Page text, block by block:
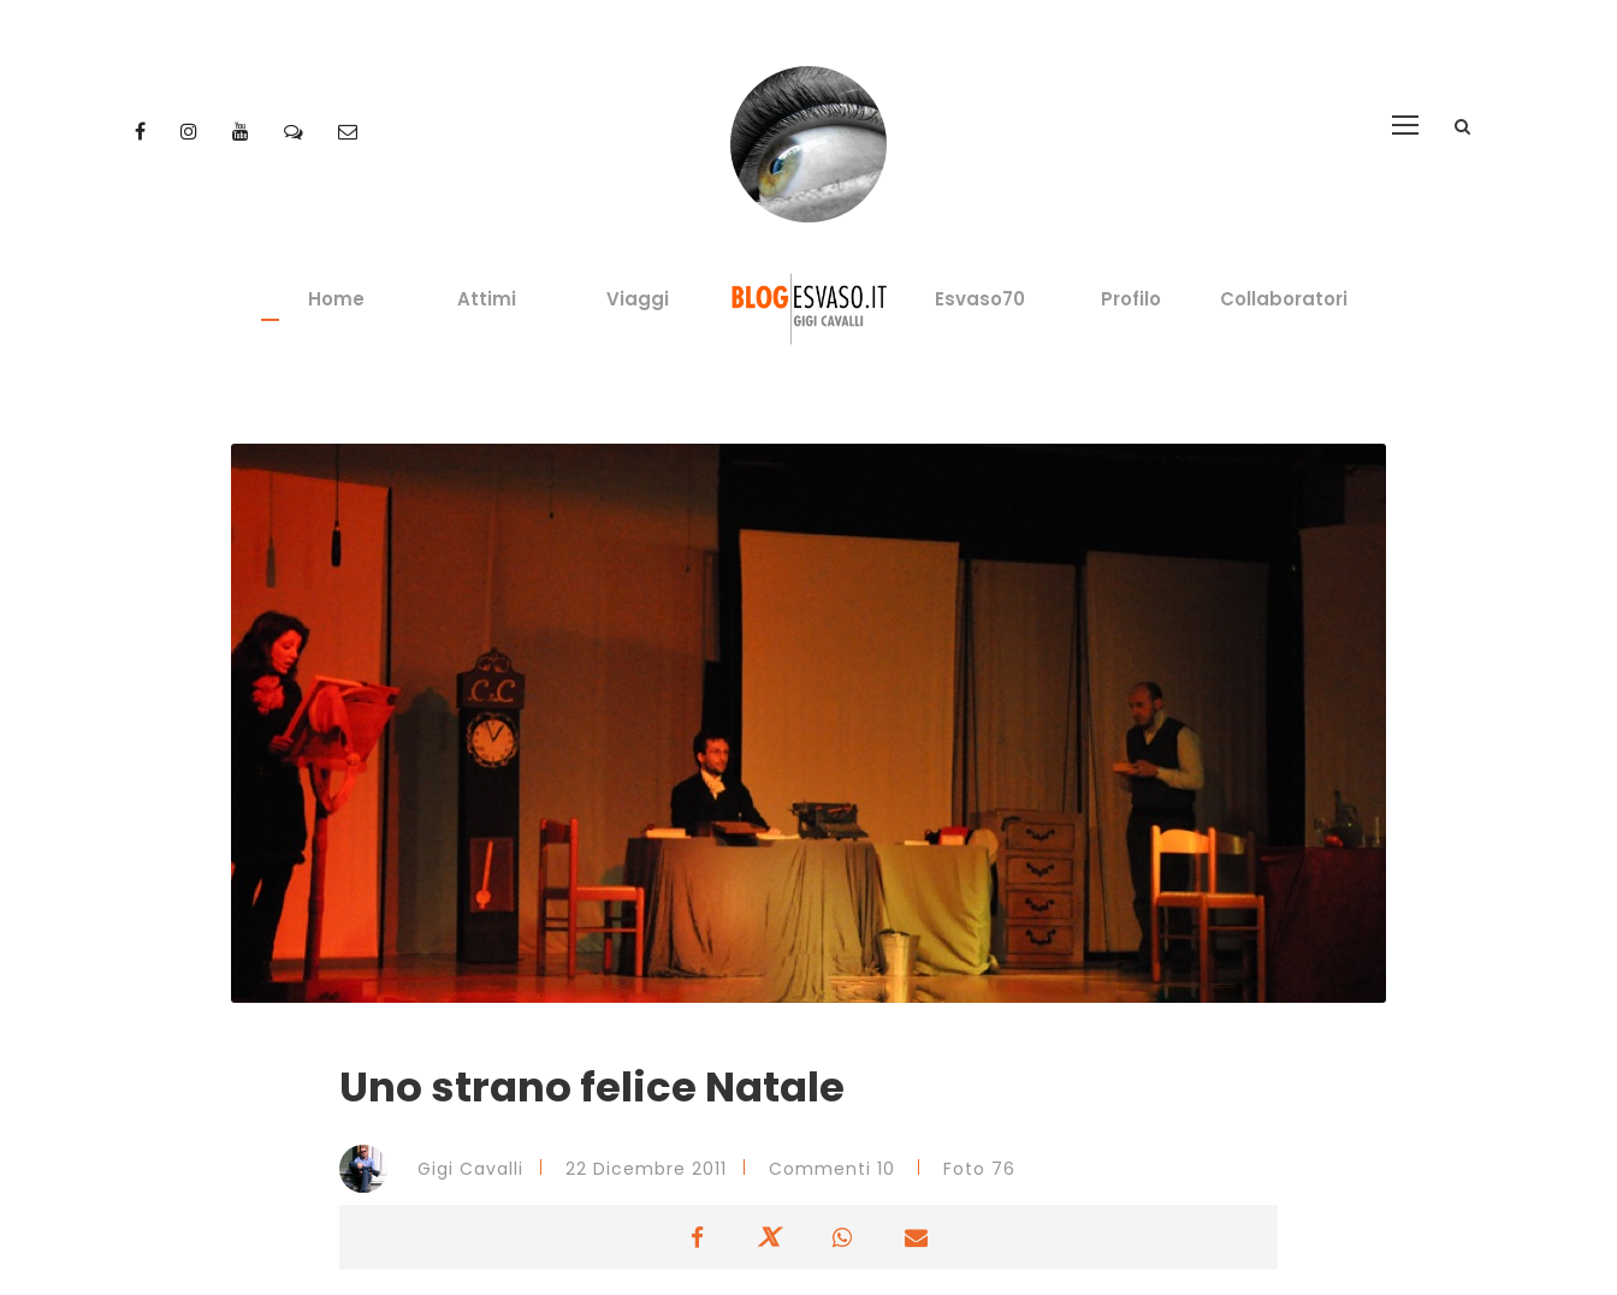
Home Attimi Viaggi Esvaso70 Profilo Collaboratori
Uno strano felice Natale
Gigi Cavalli 22 Dicembre 2011 Commenti 10 Foto 76